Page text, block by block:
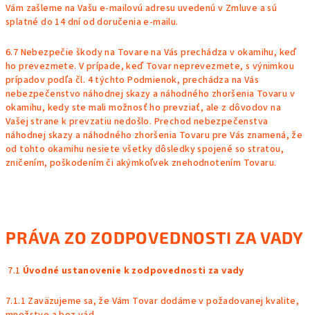
Vám zašleme na Vašu e-mailovú adresu uvedenú v Zmluve a sú
splatné do 14 dní od doručenia e-mailu.
6.7 Nebezpečie škody na Tovare na Vás prechádza v okamihu, keď
ho prevezmete. V prípade, keď Tovar neprevezmete, s výnimkou
prípadov podľa čl. 4týchto Podmienok, prechádza na Vás
nebezpečenstvo náhodnej skazy a náhodného zhoršenia Tovaru v
okamihu, kedy ste mali možnosť ho prevziať, ale z dôvodov na
Vašej strane k prevzatiu nedošlo. Prechod nebezpečenstva
náhodnej skazy a náhodného zhoršenia Tovaru pre Vás znamená, že
od tohto okamihu nesiete všetky dôsledky spojené so stratou,
zničením, poškodením či akýmkoľvek znehodnotením Tovaru.
PRÁVA ZO ZODPOVEDNOSTI ZA VADY
7.1 Úvodné ustanovenie k zodpovednosti za vady
7.1.1 Zaväzujeme sa, že Vám Tovar dodáme v požadovanej kvalite,